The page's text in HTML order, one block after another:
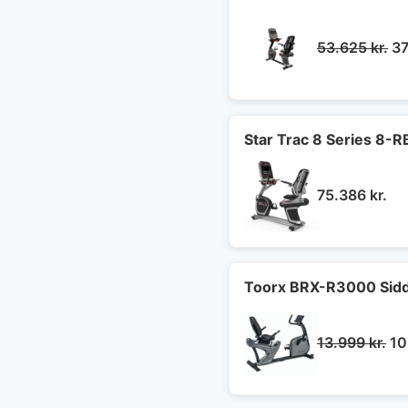
53.625kr.
Star Trac 8 Series 8-
75.386 kr.
Toorx BRX-R3000
13.999kr.